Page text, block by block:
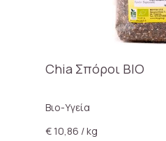
Chia Σπόροι BIO
Βιο-Υγεία
€ 10,86 / kg